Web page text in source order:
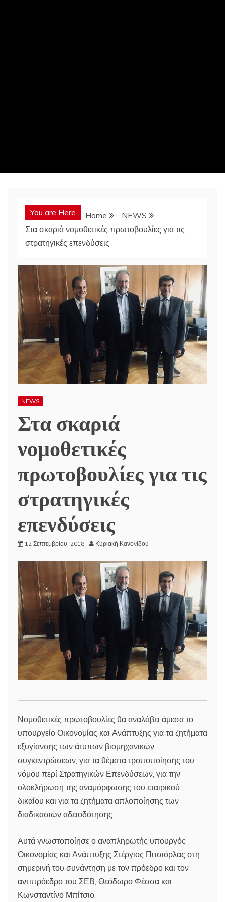
You are Here Home
NEWS
Στα σκαριά νομοθετικές πρωτοβουλίες για τις
στρατηγικές επενδύσεις
NEWS
Στα σκαριά
νομοθετικές
πρωτοβουλίες για τις
στρατηγικές
επενδύσεις
12 Σεπτεμβρίου, 2018 Κυριακή Κανονίδου
Νομοθετικές πρωτοβουλίες θα αναλάβει άμεσα το
υπουργείο Οικονομίας και Ανάπτυξης για τα ζητήματα
εξυγίανσης των άτυπων βιομηχανικών
συγκεντρώσεων, για τα θέματα τροποποίησης του
νόμου περί Στρατηγικών Επενδύσεων, για την
ολοκλήρωση της αναμόρφωσης του εταιρικού
δικαίου και για τα ζητήματα απλοποίησης των
διαδικασιών αδειοδότησης.
Αυτά γνωστοποίησε ο αναπληρωτής υπουργός
Οικονομίας και Ανάπτυξης Στέργιος Πιτσιόρλας στη
σημερινή του συνάντηση με τον πρόεδρο και τον
αντιπρόεδρο του ΣΕΒ, Θεόδωρο Φέσσα και
Κωνσταντίνο Μπίτσιο.